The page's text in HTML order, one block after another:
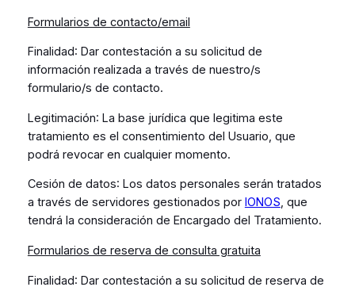
Formularios de contacto/email
Finalidad: Dar contestación a su solicitud de
información realizada a través de nuestro/s
formulario/s de contacto.
Legitimación: La base jurídica que legitima este
tratamiento es el consentimiento del Usuario, que
podrá revocar en cualquier momento.
Cesión de datos: Los datos personales serán tratados
a través de servidores gestionados por IONOS, que
tendrá la consideración de Encargado del Tratamiento.
Formularios de reserva de consulta gratuita
Finalidad: Dar contestación a su solicitud de reserva de